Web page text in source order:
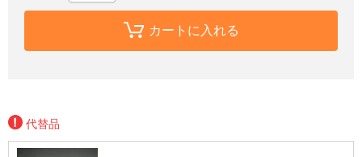
カートに入れる
代替品